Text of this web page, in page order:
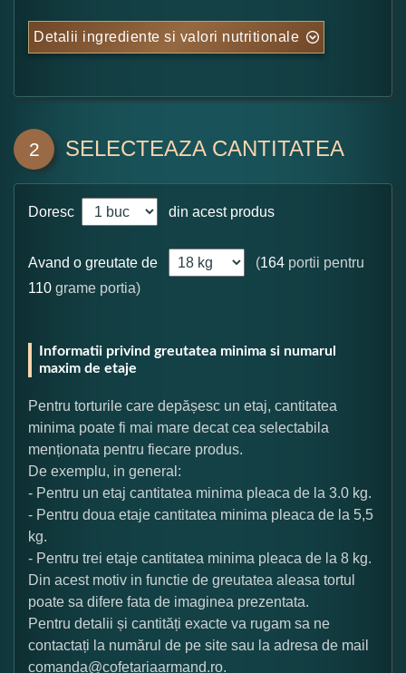
Detalii ingrediente si valori nutritionale
2 SELECTEAZA CANTITATEA
Doresc din acest produs
Avand o greutate de (164 portii pentru
110 grame portia)
Informatii privind greutatea minima si numarul
maxim de etaje
Pentru torturile care depășesc un etaj, cantitatea
minima poate fi mai mare decat cea selectabila
menționata pentru fiecare produs.
De exemplu, in general:
- Pentru un etaj cantitatea minima pleaca de la 3.0 kg.
- Pentru doua etaje cantitatea minima pleaca de la 5,5
kg.
- Pentru trei etaje cantitatea minima pleaca de la 8 kg.
Din acest motiv in functie de greutatea aleasa tortul
poate sa difere fata de imaginea prezentata.
Pentru detalii și cantități exacte va rugam sa ne
contactați la numărul de pe site sau la adresa de mail
comanda@cofetariaarmand.ro.